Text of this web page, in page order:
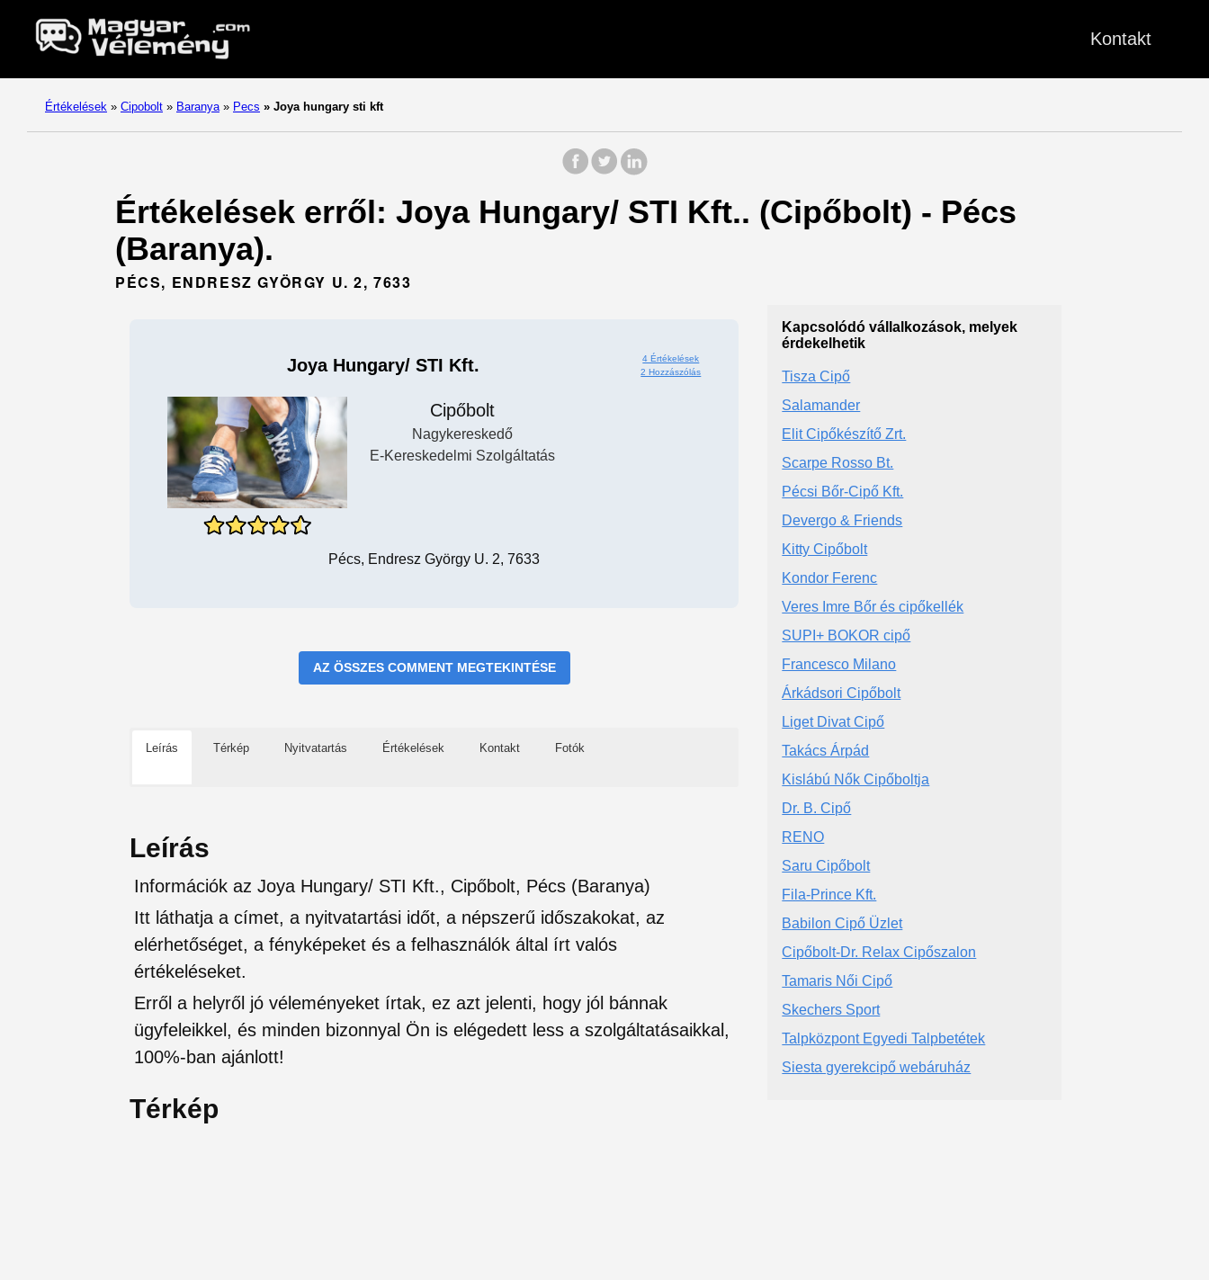
Kontakt
Értékelések » Cipobolt » Baranya » Pecs » Joya hungary sti kft
Értékelések erről: Joya Hungary/ STI Kft.. (Cipőbolt) - Pécs
(Baranya).
PÉCS, ENDRESZ GYÖRGY U. 2, 7633
Joya Hungary/ STI Kft.
4 Értékelések
2 Hozzászólás
Cipőbolt
Nagykereskedő
E-Kereskedelmi Szolgáltatás
Pécs, Endresz György U. 2, 7633
AZ ÖSSZES COMMENT MEGTEKINTÉSE
Leírás Térkép Nyitvatartás Értékelések Kontakt Fotók
Leírás
Információk az Joya Hungary/ STI Kft., Cipőbolt, Pécs (Baranya)
Itt láthatja a címet, a nyitvatartási időt, a népszerű időszakokat, az
elérhetőséget, a fényképeket és a felhasználók által írt valós
értékeléseket.
Erről a helyről jó véleményeket írtak, ez azt jelenti, hogy jól bánnak
ügyfeleikkel, és minden bizonnyal Ön is elégedett less a szolgáltatásaikkal,
100%-ban ajánlott!
Térkép
Kapcsolódó vállalkozások, melyek
érdekelhetik
Tisza Cipő
Salamander
Elit Cipőkészítő Zrt.
Scarpe Rosso Bt.
Pécsi Bőr-Cipő Kft.
Devergo & Friends
Kitty Cipőbolt
Kondor Ferenc
Veres Imre Bőr és cipőkellék
SUPI+ BOKOR cipő
Francesco Milano
Árkádsori Cipőbolt
Liget Divat Cipő
Takács Árpád
Kislábú Nők Cipőboltja
Dr. B. Cipő
RENO
Saru Cipőbolt
Fila-Prince Kft.
Babilon Cipő Üzlet
Cipőbolt-Dr. Relax Cipőszalon
Tamaris Női Cipő
Skechers Sport
Talpközpont Egyedi Talpbetétek
Siesta gyerekcipő webáruház